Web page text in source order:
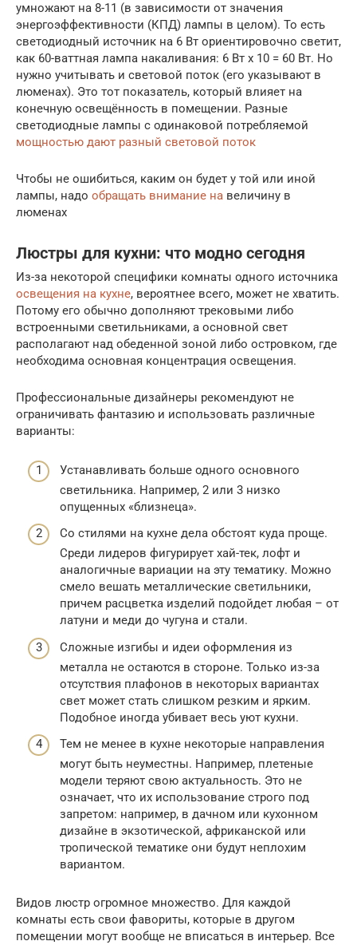
умножают на 8-11 (в зависимости от значения
энергоэффективности (КПД) лампы в целом). То есть
светодиодный источник на 6 Вт ориентировочно светит,
как 60-ваттная лампа накаливания: 6 Вт х 10 = 60 Вт. Но
нужно учитывать и световой поток (его указывают в
люменах). Это тот показатель, который влияет на
конечную освещённость в помещении. Разные
светодиодные лампы с одинаковой потребляемой
мощностью дают разный световой поток
Чтобы не ошибиться, каким он будет у той или иной
лампы, надо обращать внимание на величину в
люменах
Люстры для кухни: что модно сегодня
Из-за некоторой специфики комнаты одного источника
освещения на кухне, вероятнее всего, может не хватить.
Потому его обычно дополняют трековыми либо
встроенными светильниками, а основной свет
располагают над обеденной зоной либо островком, где
необходима основная концентрация освещения.
Профессиональные дизайнеры рекомендуют не
ограничивать фантазию и использовать различные
варианты:
Устанавливать больше одного основного
светильника. Например, 2 или 3 низко
опущенных «близнеца».
Со стилями на кухне дела обстоят куда проще.
Среди лидеров фигурирует хай-тек, лофт и
аналогичные вариации на эту тематику. Можно
смело вешать металлические светильники,
причем расцветка изделий подойдет любая – от
латуни и меди до чугуна и стали.
Сложные изгибы и идеи оформления из
металла не остаются в стороне. Только из-за
отсутствия плафонов в некоторых вариантах
свет может стать слишком резким и ярким.
Подобное иногда убивает весь уют кухни.
Тем не менее в кухне некоторые направления
могут быть неуместны. Например, плетеные
модели теряют свою актуальность. Это не
означает, что их использование строго под
запретом: например, в дачном или кухонном
дизайне в экзотической, африканской или
тропической тематике они будут неплохим
вариантом.
Видов люстр огромное множество. Для каждой
комнаты есть свои фавориты, которые в другом
помещении могут вообще не вписаться в интерьер. Все